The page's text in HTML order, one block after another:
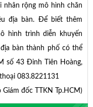
nhân rộng mô hình chăn
địa bàn. Để biết thêm
hình trình diễn khuyến
bàn thành phố có thể
số 43 Đinh Tiên Hoàng,
083.8221131
Giám đốc TTKN Tp.HCM)